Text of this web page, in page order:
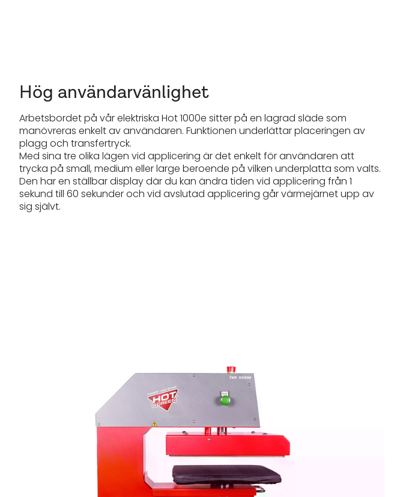
Hög användarvänlighet
Arbetsbordet på vår elektriska Hot 1000e sitter på en lagrad släde som
manövreras enkelt av användaren. Funktionen underlättar placeringen av
plagg och transfertryck.
Med sina tre olika lägen vid applicering är det enkelt för användaren att
trycka på small, medium eller large beroende på vilken underplatta som valts.
Den har en ställbar display där du kan ändra tiden vid applicering från 1
sekund till 60 sekunder och vid avslutad applicering går värmejärnet upp av
sig självt.